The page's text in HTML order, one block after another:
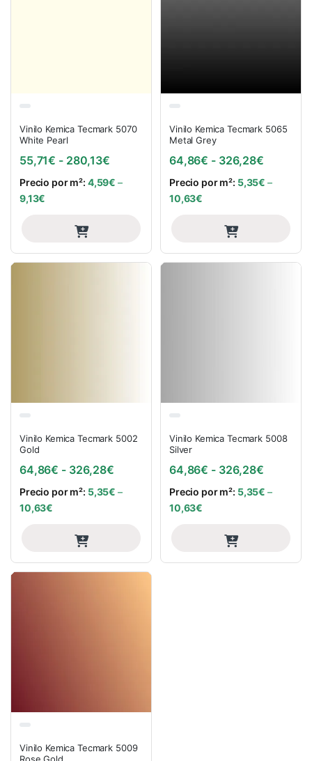
Vinilo Kemica Tecmark 5070
White Pearl
55,71€ - 280,13€Rango de precios: desde 55,71€
Precio por m²: 4,59€ –
9,13€
Vinilo Kemica Tecmark 5065
Metal Grey
64,86€ - 326,28€Rango
Precio por m²: 5,35€ –
10,63€
Vinilo Kemica Tecmark 5002
Gold
64,86€ - 326,28€Rango de precios: desde 64,86€
Precio por m²: 5,35€ –
10,63€
Vinilo Kemica Tecmark 5008
Silver
64,86€ - 326,28€Rango
Precio por m²: 5,35€ –
10,63€
Vinilo Kemica Tecmark 5009
Rose Gold